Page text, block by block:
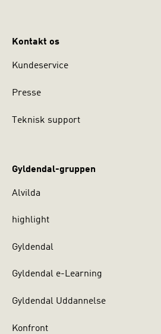
Kontakt os
Kundeservice
Presse
Teknisk support
Gyldendal-gruppen
Alvilda
highlight
Gyldendal
Gyldendal e-Learning
Gyldendal Uddannelse
Konfront